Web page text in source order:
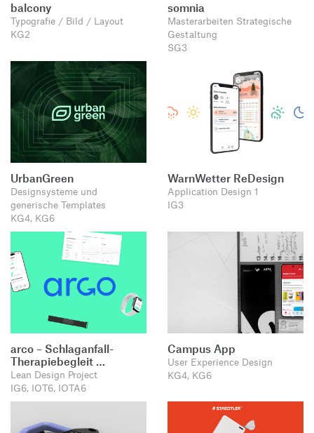
balcony
Typografie / Bild / Layout
KG2
somnia
Masterarbeiten Strategische
Gestaltung
SG3
UrbanGreen
Designsysteme und
generische Templates
KG4, KG6
WarnWetter ReDesign
Application Design 1
IG3
arco – Schlaganfall-
Therapiebegleit …
Lean Design Project
IG6, IOT6, IOTA6
Campus App
User Experience Design
KG4, KG6